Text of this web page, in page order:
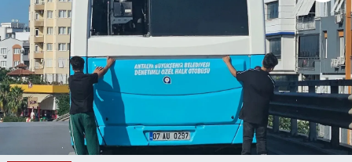
Sağlık
Spor
Turizm